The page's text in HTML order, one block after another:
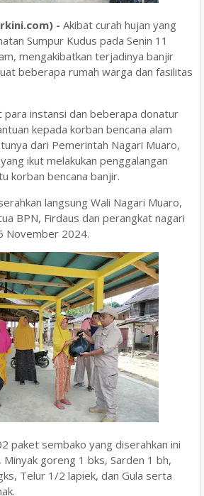
- Akibat curah hujan yang
Sumpur Kudus pada Senin 11
mengakibatkan terjadinya banjir
beberapa rumah warga dan fasilitas
para instansi dan beberapa donatur
kepada korban bencana alam
dari Pemerintah Nagari Muaro,
ikut melakukan penggalangan
korban bencana banjir.
langsung Wali Nagari Muaro,
BPN, Firdaus dan perangkat nagari
November 2024.
paket sembako yang diserahkan ini
goreng 1 bks, Sarden 1 bh,
Telur 1/2 lapiek, dan Gula serta